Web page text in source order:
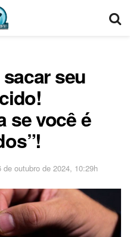
seu
se você é
de outubro de 2024, 10:29h